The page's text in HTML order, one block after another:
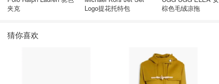
夹克
Logo提花托特包
棕色毛绒凉拖
猜你喜欢